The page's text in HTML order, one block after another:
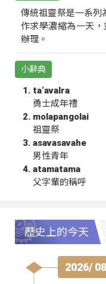
傳統祖靈祭是一系列
作求學濃縮為一天
辦理。
小辭典
ta‘avalra
勇士成年禮
molapangolai
祖靈祭
asavasavahe
男性青年
atamatama
父字輩的稱呼
歷史上的今天
2026/